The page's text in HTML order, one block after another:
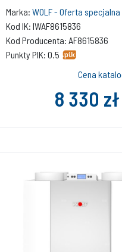
Marka: WOLF - Oferta specjalna
Kod IK: IWAF8615836
Kod Producenta: AF8615836
Punkty PIK: 0.5
Cena
8 330